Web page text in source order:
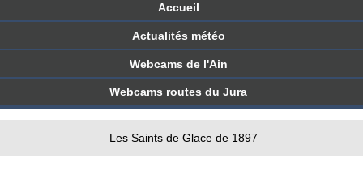
Accueil
Actualités météo
Webcams de l'Ain
Webcams routes du Jura
Les Saints de Glace de 1897